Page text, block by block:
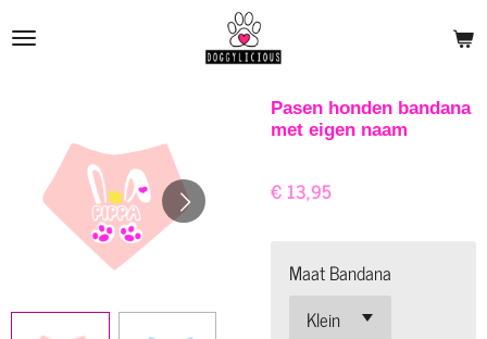
direct
Pasen honden bandana
met eigen naam
€ 13,95
Maat Bandana